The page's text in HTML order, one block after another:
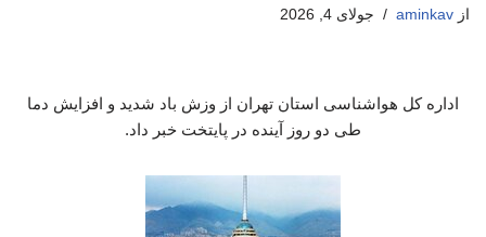
از aminkav جولای 4, 2026
اداره کل هواشناسی استان تهران از وزش باد شدید و افزایش دما
طی دو روز آینده در پایتخت خبر داد.